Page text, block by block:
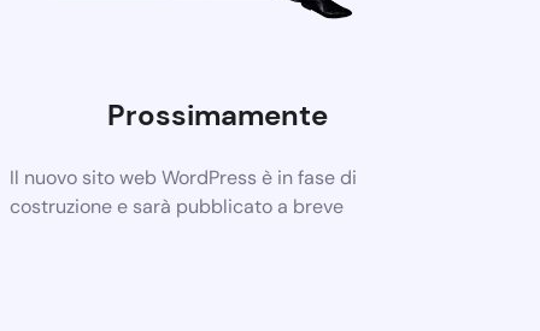
Prossimamente
Il nuovo sito web WordPress è in fase di
costruzione e sarà pubblicato a breve